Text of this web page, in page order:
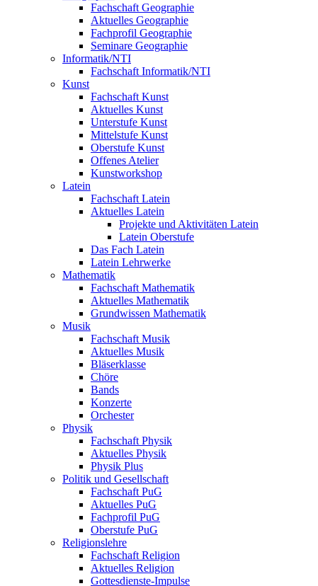
Fachschaft Geographie
Aktuelles Geographie
Fachprofil Geographie
Seminare Geographie
Informatik/NTI
Fachschaft Informatik/NTI
Kunst
Fachschaft Kunst
Aktuelles Kunst
Unterstufe Kunst
Mittelstufe Kunst
Oberstufe Kunst
Offenes Atelier
Kunstworkshop
Latein
Fachschaft Latein
Aktuelles Latein
Projekte und Aktivitäten Latein
Latein Oberstufe
Das Fach Latein
Latein Lehrwerke
Mathematik
Fachschaft Mathematik
Aktuelles Mathematik
Grundwissen Mathematik
Musik
Fachschaft Musik
Aktuelles Musik
Bläserklasse
Chöre
Bands
Konzerte
Orchester
Physik
Fachschaft Physik
Aktuelles Physik
Physik Plus
Politik und Gesellschaft
Fachschaft PuG
Aktuelles PuG
Fachprofil PuG
Oberstufe PuG
Religionslehre
Fachschaft Religion
Aktuelles Religion
Gottesdienste-Impulse